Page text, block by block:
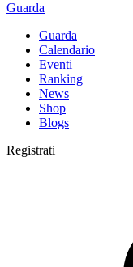
Guarda
Guarda
Calendario
Eventi
Ranking
News
Shop
Blogs
Registrati